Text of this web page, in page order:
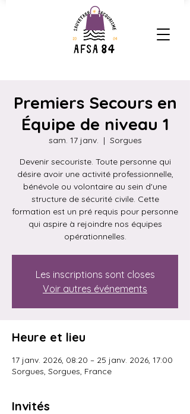
Premiers Secours en
Équipe de niveau 1
sam. 17 janv.
  |
Sorgues
Devenir secouriste. Toute personne qui
désire avoir une activité professionnelle,
bénévole ou volontaire au sein d'une
structure de sécurité civile. Cette
formation est un pré requis pour personne
qui aspire à rejoindre nos équipes
opérationnelles.
Les inscriptions sont closes
Voir autres événements
Heure et lieu
17 janv. 2026, 08:20 – 25 janv. 2026, 17:00
Sorgues, Sorgues, France
Invités